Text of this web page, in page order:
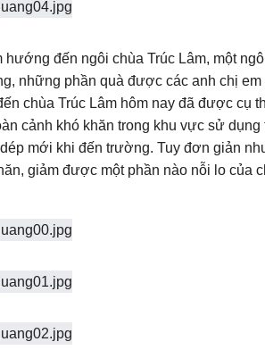
đến ngôi chùa Trúc Lâm, một
những phần quà được các anh chị em
chùa Trúc Lâm hôm nay đã được cụ
cảnh khó khăn trong khu vực sử dụng
mới khi đến trường. Tuy đơn giản
giảm được một phần nào nỗi lo của